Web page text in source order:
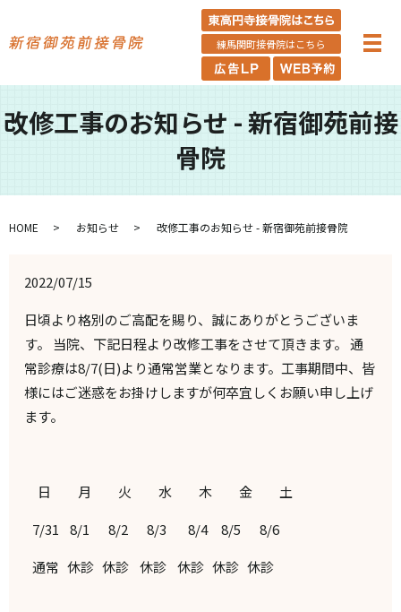
練馬関町接骨院はこちら
改修工事のお知らせ - 新宿御苑前接
骨院
HOME お知らせ 改修工事のお知らせ - 新宿御苑前接骨院
2022/07/15
日頃より格別のご高配を賜り、誠にありがとうございま
す。 当院、下記日程より改修工事をさせて頂きます。 通
常診療は8/7(日)より通常営業となります。工事期間中、皆
様にはご迷惑をお掛けしますが何卒宜しくお願い申し上げ
ます。
日 月 火 水 木 金 土
7/31 8/1 8/2 8/3 8/4 8/5 8/6
通常 休診 休診 休診 休診 休診 休診